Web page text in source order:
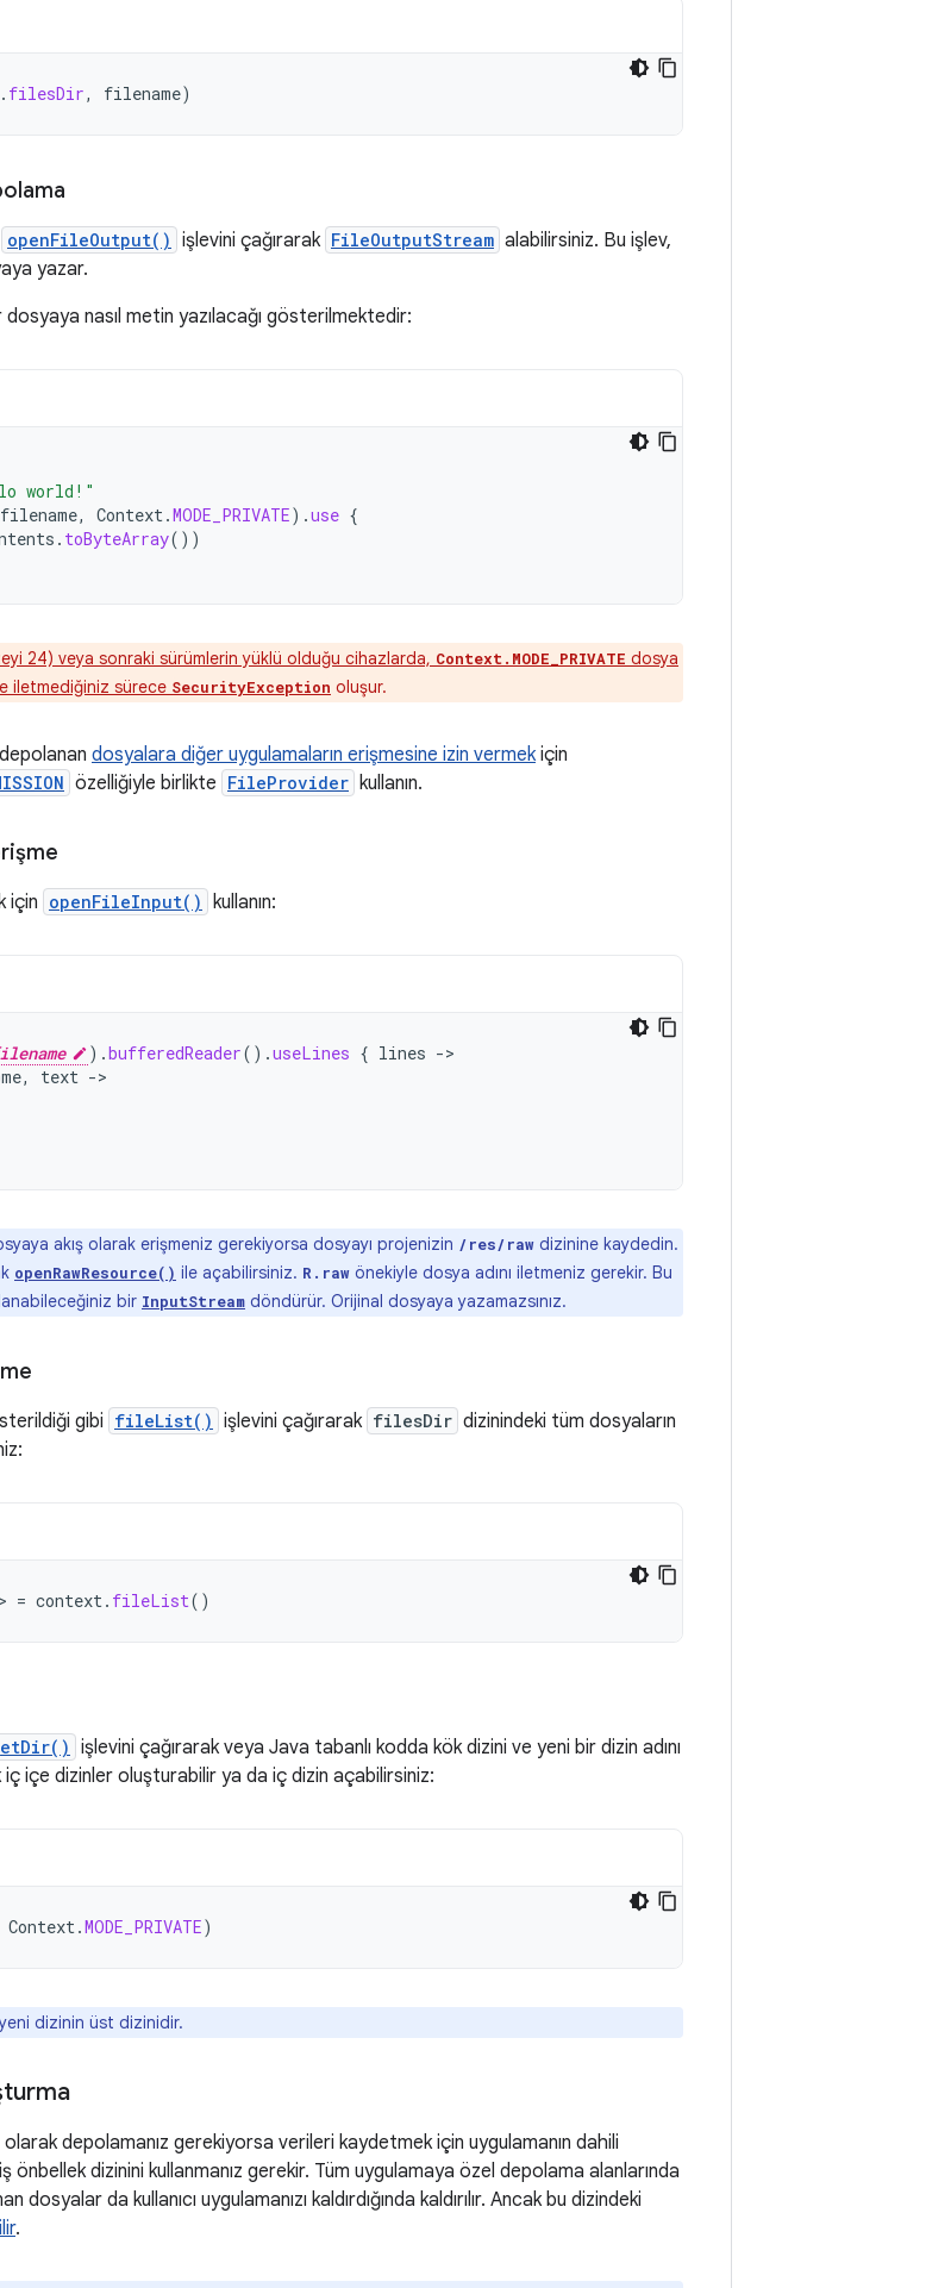
. filesDir, filename)
openFileOutput() işlevini çağırarak FileOutputStream alabilirsiniz. Bu işlev,
yazar.
nasıl metin yazılacağı gösterilmektedir:
world!"
filename, Context.MODE_PRIVATE).use {
. toByteArray())
24) veya sonraki sürümlerin yüklü olduğu cihazlarda, Context.MODE_PRIVATE dosya
iletmediğiniz sürece SecurityException oluşur.
dosyalara diğer uygulamaların erişmesine izin vermekiçin
özelliğiyle birlikte FileProvider kullanın.
için openFileInput() kullanın:
).bufferedReader().useLines { lines ->
, text ->
akış olarak erişmeniz gerekiyorsa dosyayı projenizin /res/raw dizinine kaydedin.
openRawResource() ile açabilirsiniz. R.raw önekiyle dosya adını iletmeniz gerekir. Bu
bir InputStream döndürür. Orijinal dosyaya yazamazsınız.
gibi fileList() işlevini çağırarak filesDir dizinindeki tüm dosyaların
= context. fileList()
işlevini çağırarak veya Java tabanlı kodda kök dizini ve yeni bir dizin adını
içe dizinler oluşturabilir ya da iç dizin açabilirsiniz:
Context.MODE_PRIVATE)
dizinin üst dizinidir.
depolamanız gerekiyorsa verileri kaydetmek için uygulamanın dahili
önbellek dizinini kullanmanız gerekir. Tüm uygulamaya özel depolama alanlarında
da kullanıcı uygulamanızı kaldırdığında kaldırılır. Ancak bu dizindeki
.